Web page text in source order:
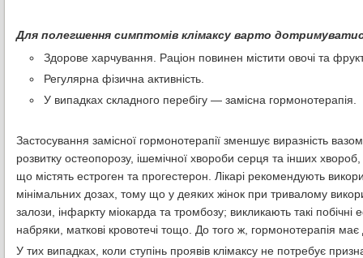
Для полегшення симптомів клімаксу варто
Здорове харчування. Раціон повинен містити овочі та
Регулярна фізична активність.
У випадках складного перебігу — замісна гормонотерапія.
Застосування замісної гормонотерапії зменшує виразність
розвитку остеопорозу, ішемічної хвороби серця та інших
що містять естроген та прогестерон. Лікарі рекомендують
мінімальних дозах, тому що у деяких жінок при тривалому
залози, інфаркту міокарда та тромбозу; викликають такі
набряки, маткові кровотечі тощо. До того ж, гормонотерапія
У тих випадках, коли ступінь проявів клімаксу не потребує